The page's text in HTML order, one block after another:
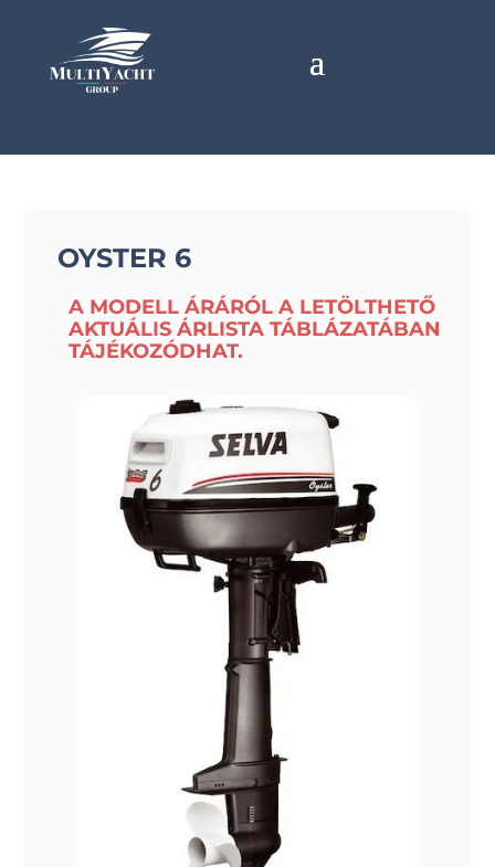
OYSTER 6
A MODELL ÁRÁRÓL A LETÖLTHETŐ
AKTUÁLIS ÁRLISTA TÁBLÁZATÁBAN
TÁJÉKOZÓDHAT.